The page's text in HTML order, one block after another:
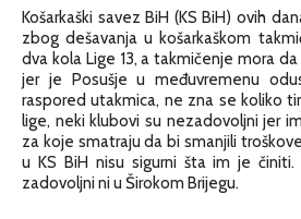
Košarkaški savez BiH (KS BiH) ovih
zbog dešavanja u košarkaškom
dva kola Lige 13, a takmičenje mora
jer je Posušje u međuvremenu
raspored utakmica, ne zna se koliko
lige, neki klubovi su nezadovoljni jer
za koje smatraju da bi smanjili
u KS BiH nisu sigurni šta im je
zadovoljni ni u Širokom Brijegu.